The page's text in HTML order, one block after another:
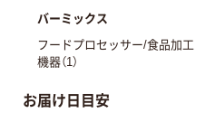
バーミックス
フードプロセッサー/食品加工
機器（1）
お届け日目安